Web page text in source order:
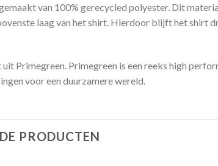
van 100% gerecycled polyester. Dit
laag van het shirt. Hierdoor blijft het shirt
Primegreen. Primegreen is een reeks high
voor een duurzamere wereld.
PRODUCTEN